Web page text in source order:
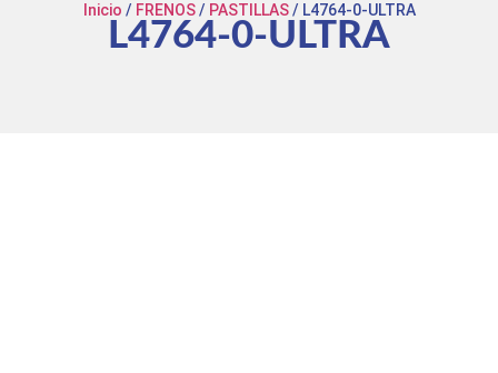
Inicio / FRENOS/ PASTILLAS/ L4764-0-ULTRA
L4764-0-ULTRA